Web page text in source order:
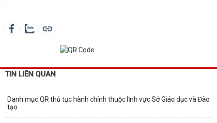
TIN LIÊN QUAN
Danh mục QR thủ tục hành chính thuộc lĩnh vực Sở Giáo dục và Đào
tạo